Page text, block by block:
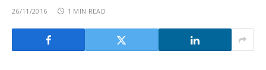
26/11/2016 1 MIN READ